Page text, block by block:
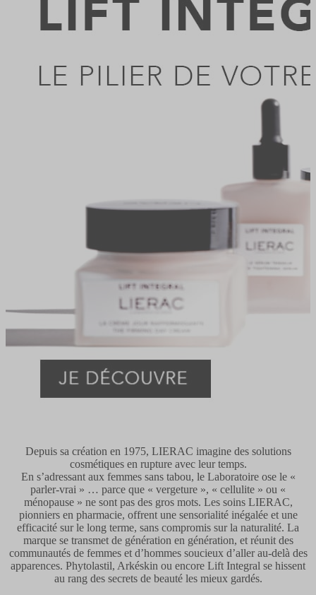
Depuis sa création en 1975, LIERAC imagine des solutions
cosmétiques en rupture avec leur temps.
En s’adressant aux femmes sans tabou, le Laboratoire ose le «
parler-vrai » … parce que « vergeture », « cellulite » ou «
ménopause » ne sont pas des gros mots. Les soins LIERAC,
pionniers en pharmacie, offrent une sensorialité inégalée et une
efficacité sur le long terme, sans compromis sur la naturalité. La
marque se transmet de génération en génération, et réunit des
communautés de femmes et d’hommes soucieux d’aller au-delà des
apparences. Phytolastil, Arkéskin ou encore Lift Integral se hissent
au rang des secrets de beauté les mieux gardés.